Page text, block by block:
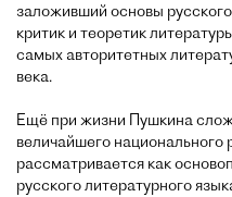
заложивший основы
критик и теоретик
самых авторитетных
века.
Ещё при жизни Пушкина
величайшего национального
рассматривается как
русского литературного